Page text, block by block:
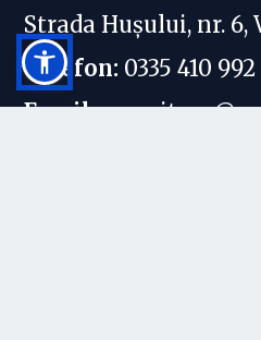
Strada Hușului, nr. 6,
Telefon: 0335 410 992
Email: